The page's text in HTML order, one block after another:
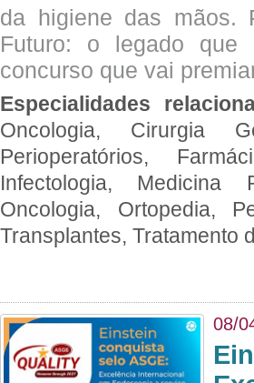
da higiene das mãos.
Futuro: o legado que
concurso que vai
Especialidades
Oncologia, Cirurgia
Perioperatórios,
Infectologia, Medicina
Oncologia, Ortopedia,
Transplantes, Tratamento
08/